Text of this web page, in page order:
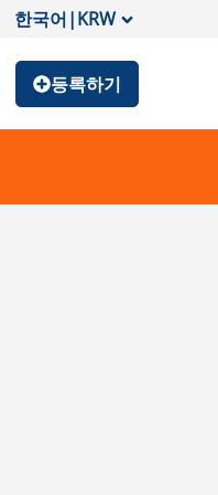
한국어|KRW
등록하기